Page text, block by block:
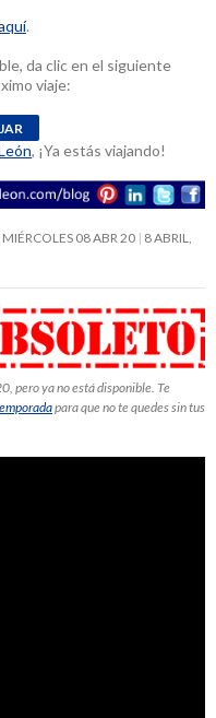
.
da clic en el siguiente
viaje:
, ¡Ya estás viajando!
08 ABR 20 8 ABRIL,
pero ya no está disponible. Te
para que no te quedes sin tus